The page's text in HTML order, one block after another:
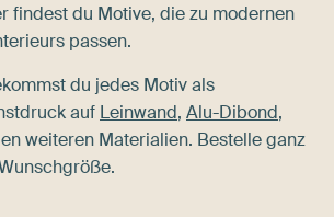
findest du Motive, die zu modernen
passen.
du jedes Motiv als
auf Leinwand, Alu-Dibond,
weiteren Materialien. Bestelle ganz